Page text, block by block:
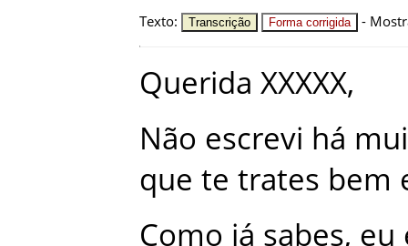
Texto: Transcrição Forma corrigida -
Querida XXXXX,
Não escrevi há
que te trates bem
Como já sabes, eu